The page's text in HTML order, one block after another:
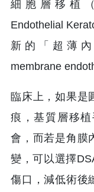
細胞層移植（
Endothelial
新的「超薄內
membrane
臨床上，如果是
痕，基質層移
會，而若是角膜
變，可以選擇
傷口，減低術後